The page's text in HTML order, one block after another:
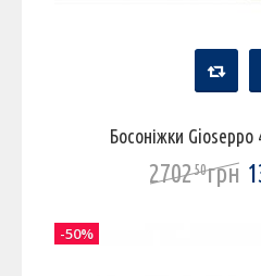
Босоніжки
270250грн
-50%